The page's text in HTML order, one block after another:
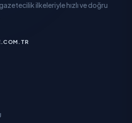
ilkeleriyle hızlı ve doğru